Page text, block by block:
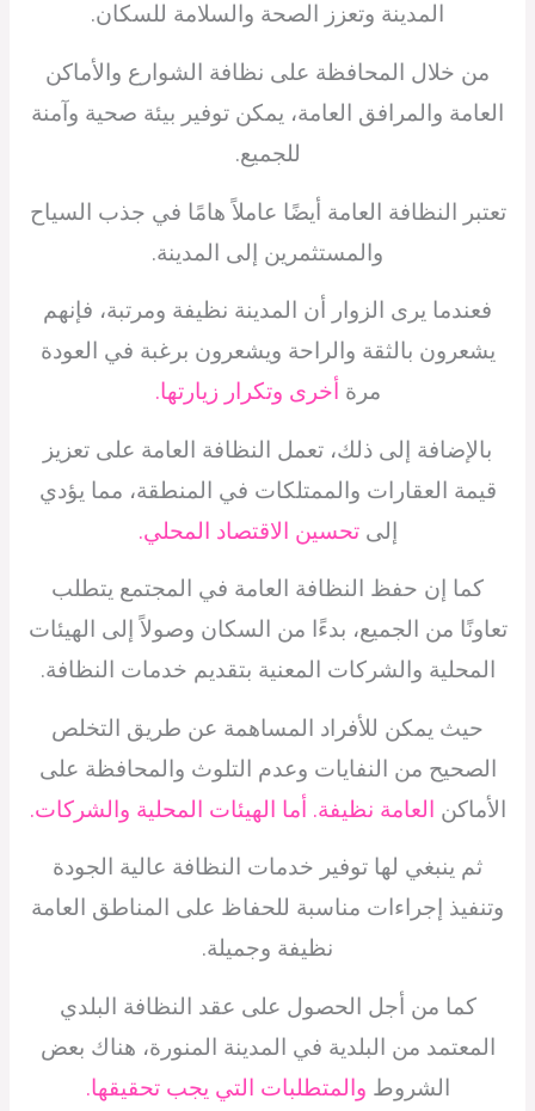
المدينة وتعزز الصحة والسلامة للسكان.
من خلال المحافظة على نظافة الشوارع والأماكن
العامة والمرافق العامة، يمكن توفير بيئة صحية وآمنة
للجميع.
تعتبر النظافة العامة أيضًا عاملاً هامًا في جذب السياح
والمستثمرين إلى المدينة.
فعندما يرى الزوار أن المدينة نظيفة ومرتبة، فإنهم
يشعرون بالثقة والراحة ويشعرون برغبة في العودة
مرة أخرى وتكرار زيارتها.
بالإضافة إلى ذلك، تعمل النظافة العامة على تعزيز
قيمة العقارات والممتلكات في المنطقة، مما يؤدي
إلىتحسين الاقتصاد المحلي.
كما إن حفظ النظافة العامة في المجتمع يتطلب
تعاونًا من الجميع، بدءًا من السكان وصولاً إلى الهيئات
المحلية والشركات المعنية بتقديم خدمات النظافة.
حيث يمكن للأفراد المساهمة عن طريق التخلص
الصحيح من النفايات وعدم التلوث والمحافظة على
الأماكن العامة نظيفة. أما الهيئات المحلية والشركات.
ثم ينبغي لها توفير خدمات النظافة عالية الجودة
وتنفيذ إجراءات مناسبة للحفاظ على المناطق العامة
نظيفة وجميلة.
كما من أجل الحصول على عقد النظافة البلدي
المعتمد من البلدية في المدينة المنورة، هناك بعض
الشروط والمتطلبات التي يجب تحقيقها.